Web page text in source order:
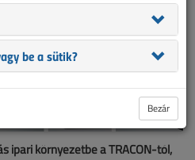
ipari környezetbe a TRACON-tól,
be a sütik?
Bezár